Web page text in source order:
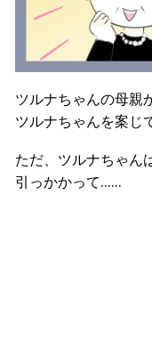
ツルナちゃんの母親
ツルナちゃんを案じ
ただ、ツルナちゃん
引っかかって……